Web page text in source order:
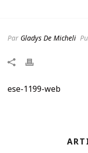
Par Gladys De Micheli
ese-1199-web